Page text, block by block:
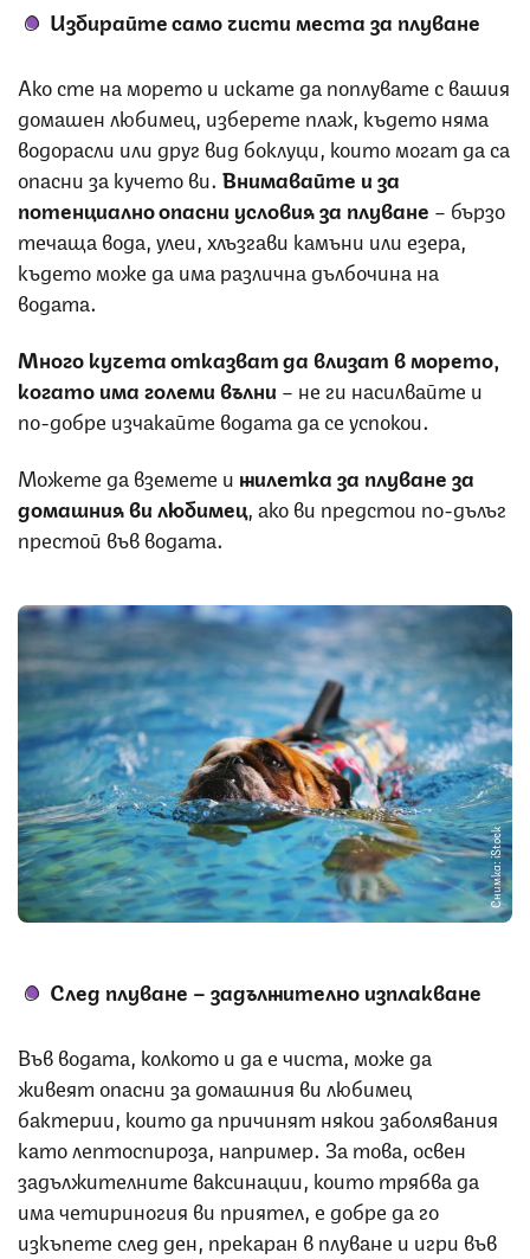
Избирайте само чисти места за плуване
Ако сте на морето и искате да поплувате с вашия
домашен любимец, изберете плаж, където няма
водорасли или друг вид боклуци, които могат да са
опасни за кучето ви. Внимавайте и за
потенциално опасни условия за плуване – бързо
течаща вода, улеи, хлъзгави камъни или езера,
където може да има различна дълбочина на
водата.
Много кучета отказват да влизат в морето,
когато има големи вълни – не ги насилвайте и
по-добре изчакайте водата да се успокои.
Можете да вземете и жилетка за плуване за
домашния ви любимец, ако ви предстои по-дълъг
престой във водата.
Снимка: iStock
След плуване – задължително изплакване
Във водата, колкото и да е чиста, може да
живеят опасни за домашния ви любимец
бактерии, които да причинят някои заболявания
като лептоспироза, например. За това, освен
задължителните ваксинации, които трябва да
има четириногия ви приятел, е добре да го
изкъпете след ден, прекаран в плуване и игри във